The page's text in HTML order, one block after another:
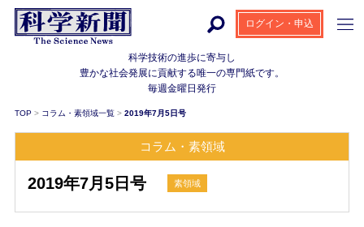
科学技術の進歩に寄与し
豊かな社会発展に貢献する唯一の専門紙です。
毎週金曜日発行
ログイン・申込
TOP > コラム・素領域一覧 > 2019年7月5日号
コラム・素領域
2019年7月5日号 素領域